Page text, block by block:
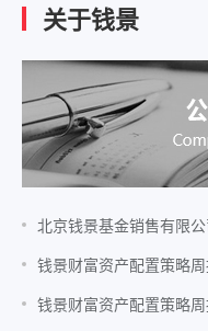
关于钱景
北京钱景基金销售有限
钱景财富资产配置策略
钱景财富资产配置策略